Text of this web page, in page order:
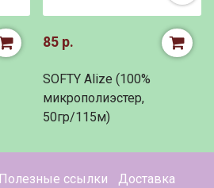
85 р.
SOFTY Alize (100%
микрополиэстер,
50гр/115м)
Полезные ссылки
Доставка